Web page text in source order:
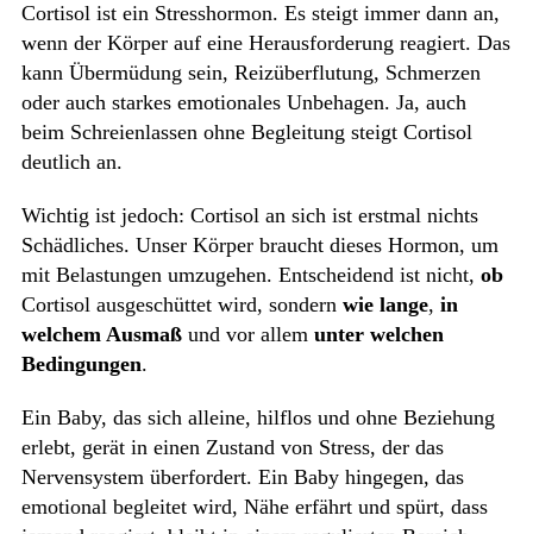
Cortisol ist ein Stresshormon. Es steigt immer dann an,
wenn der Körper auf eine Herausforderung reagiert. Das
kann Übermüdung sein, Reizüberflutung, Schmerzen
oder auch starkes emotionales Unbehagen. Ja, auch
beim Schreienlassen ohne Begleitung steigt Cortisol
deutlich an.
Wichtig ist jedoch: Cortisol an sich ist erstmal nichts
Schädliches. Unser Körper braucht dieses Hormon, um
mit Belastungen umzugehen. Entscheidend ist nicht, ob
Cortisol ausgeschüttet wird, sondern wie lange, in
welchem Ausmaßund vor allem unter welchen
Bedingungen.
Ein Baby, das sich alleine, hilflos und ohne Beziehung
erlebt, gerät in einen Zustand von Stress, der das
Nervensystem überfordert. Ein Baby hingegen, das
emotional begleitet wird, Nähe erfährt und spürt, dass